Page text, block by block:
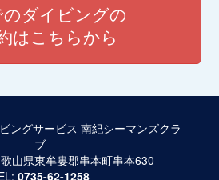
のダイビングの
はこちらから
ングサービス 南紀シーマンズクラ
ブ
山県東牟婁郡串本町串本630
0735-62-1258